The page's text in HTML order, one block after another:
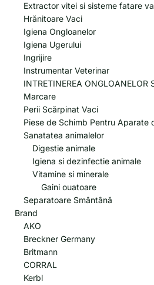
Extractor vitei si sisteme fatare
Hrănitoare Vaci
Igiena Ongloanelor
Igiena Ugerului
Ingrijire
Instrumentar Veterinar
INTRETINEREA ONGLOANELOR
Marcare
Perii Scărpinat Vaci
Piese de Schimb Pentru Aparate
Sanatatea animalelor
Digestie animale
Igiena si dezinfectie animale
Vitamine si minerale
Gaini ouatoare
Separatoare Smântână
Brand
AKO
Breckner Germany
Britmann
CORRAL
Kerbl